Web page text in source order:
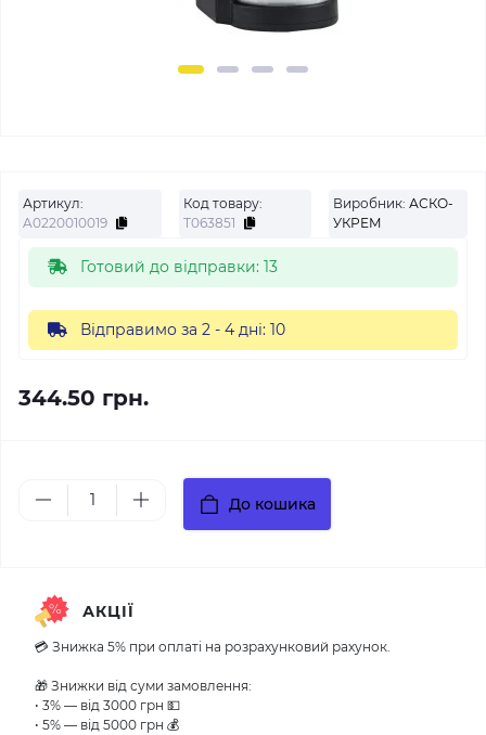
Артикул:
A0220010019
Код товару:
Т063851
Виробник: АСКО-
УКРЕМ
Готовий до відправки: 13
Відправимо за 2 - 4 дні: 10
344.50 грн.
До кошика
АКЦІЇ
💳 Знижка 5% при оплаті на розрахунковий рахунок.
🎁 Знижки від суми замовлення:
• 3% — від 3000 грн 💵
• 5% — від 5000 грн 💰